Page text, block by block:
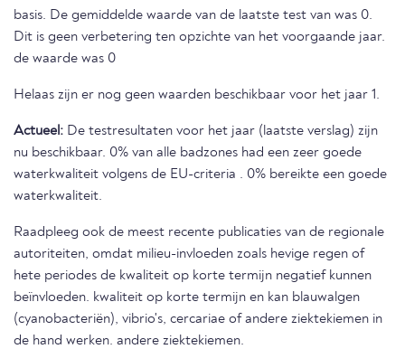
basis. De gemiddelde waarde van de laatste test van was 0.
Dit is geen verbetering ten opzichte van het voorgaande jaar.
de waarde was 0
Helaas zijn er nog geen waarden beschikbaar voor het jaar 1.
Actueel: De testresultaten voor het jaar (laatste verslag) zijn
nu beschikbaar. 0% van alle badzones had een zeer goede
waterkwaliteit volgens de EU-criteria . 0% bereikte een goede
waterkwaliteit.
Raadpleeg ook de meest recente publicaties van de regionale
autoriteiten, omdat milieu-invloeden zoals hevige regen of
hete periodes de kwaliteit op korte termijn negatief kunnen
beïnvloeden. kwaliteit op korte termijn en kan blauwalgen
(cyanobacteriën), vibrio's, cercariae of andere ziektekiemen in
de hand werken. andere ziektekiemen.